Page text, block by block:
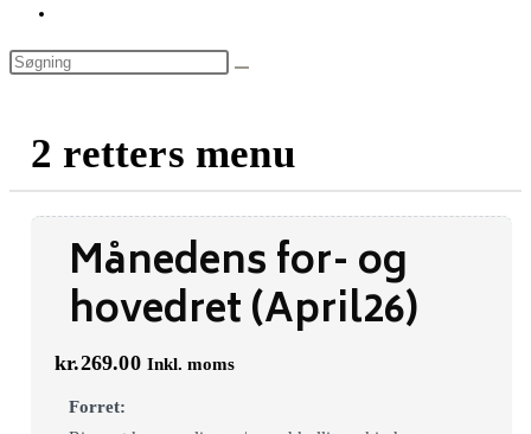
website
search
2 retters menu
Månedens for- og
hovedret (April26)
kr.269.00 Inkl. moms
Forret: